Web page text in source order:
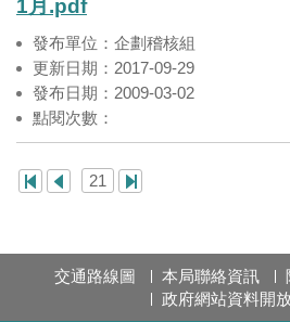
1月.pdf
發布單位：企劃稽核組
更新日期：2017-09-29
發布日期：2009-03-02
點閱次數：
21
交通路線圖 本局聯絡資訊
政府網站資料開